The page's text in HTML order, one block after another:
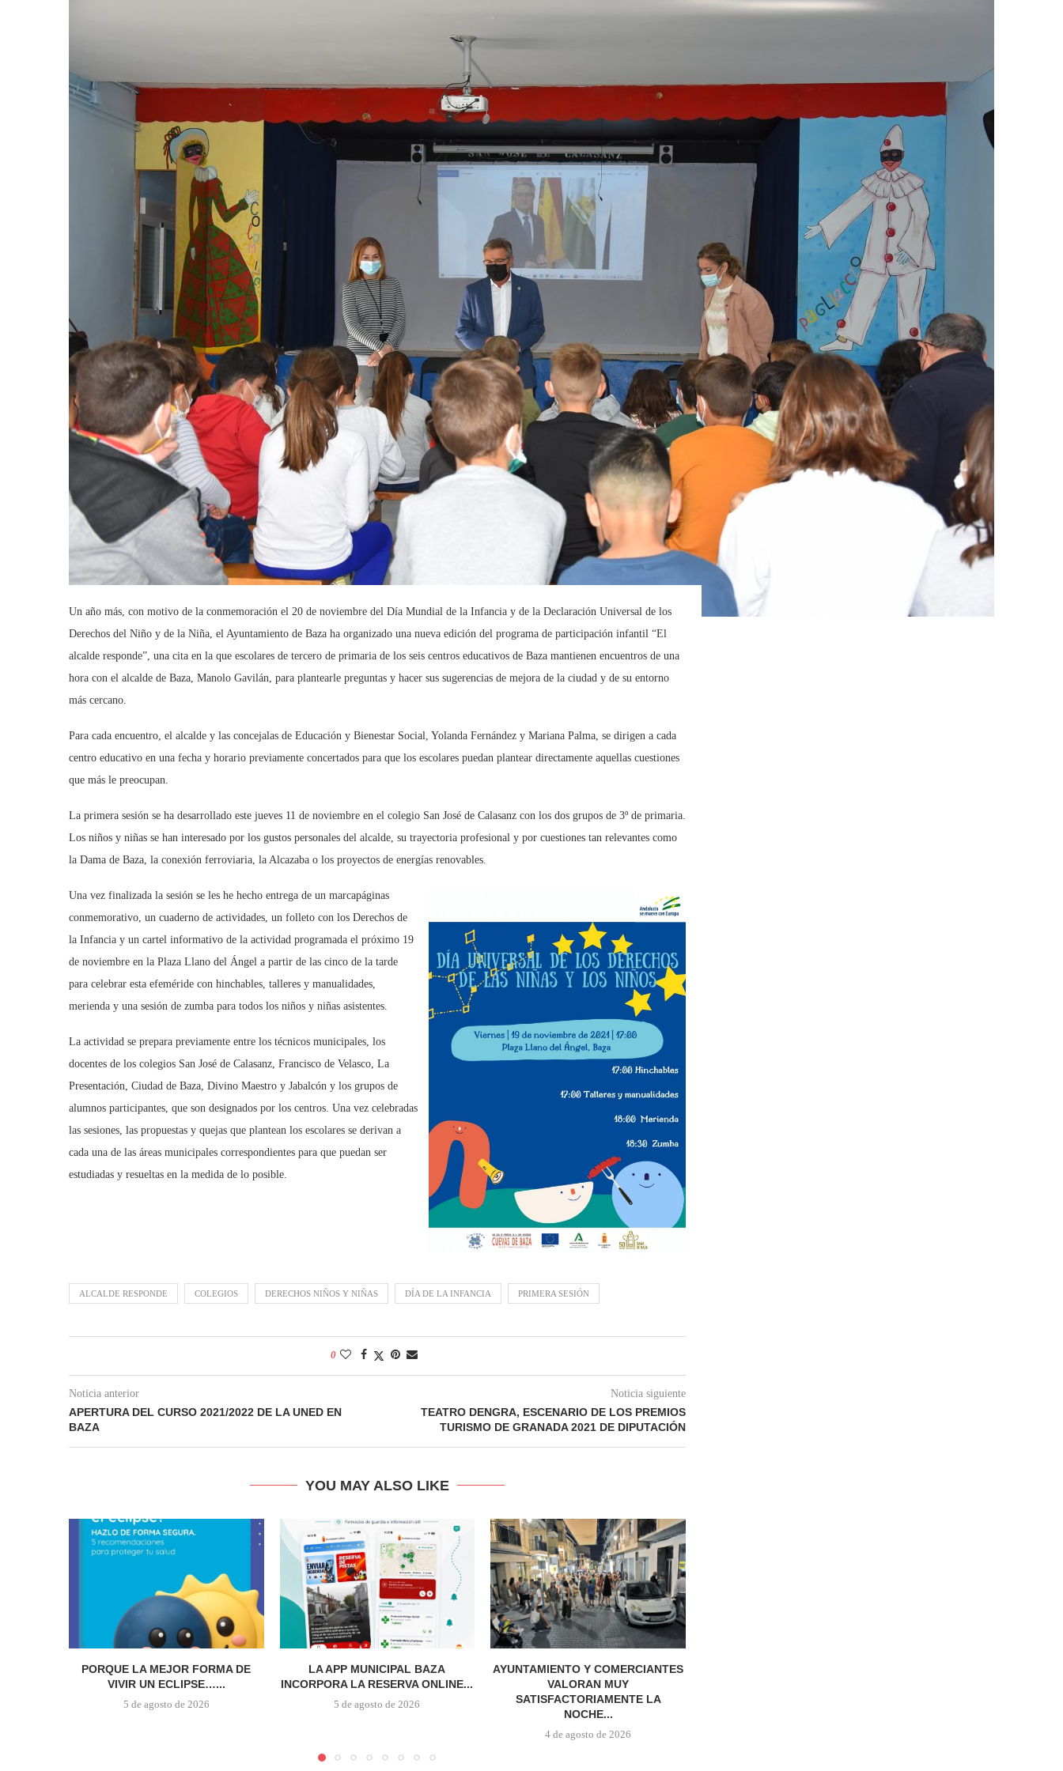
Un año más, con motivo de la conmemoración el 20 de noviembre del Día Mundial de la Infancia y de la Declaración Universal de los
Derechos del Niño y de la Niña, el Ayuntamiento de Baza ha organizado una nueva edición del programa de participación infantil “El
alcalde responde”, una cita en la que escolares de tercero de primaria de los seis centros educativos de Baza mantienen encuentros de una
hora con el alcalde de Baza, Manolo Gavilán, para plantearle preguntas y hacer sus sugerencias de mejora de la ciudad y de su entorno
más cercano.
Para cada encuentro, el alcalde y las concejalas de Educación y Bienestar Social, Yolanda Fernández y Mariana Palma, se dirigen a cada
centro educativo en una fecha y horario previamente concertados para que los escolares puedan plantear directamente aquellas cuestiones
que más le preocupan.
La primera sesión se ha desarrollado este jueves 11 de noviembre en el colegio San José de Calasanz con los dos grupos de 3º de primaria.
Los niños y niñas se han interesado por los gustos personales del alcalde, su trayectoria profesional y por cuestiones tan relevantes como
la Dama de Baza, la conexión ferroviaria, la Alcazaba o los proyectos de energías renovables.
Una vez finalizada la sesión se les he hecho entrega de un marcapáginas
conmemorativo, un cuaderno de actividades, un folleto con los Derechos de
la Infancia y un cartel informativo de la actividad programada el próximo 19
de noviembre en la Plaza Llano del Ángel a partir de las cinco de la tarde
para celebrar esta efeméride con hinchables, talleres y manualidades,
merienda y una sesión de zumba para todos los niños y niñas asistentes.
La actividad se prepara previamente entre los técnicos municipales, los
docentes de los colegios San José de Calasanz, Francisco de Velasco, La
Presentación, Ciudad de Baza, Divino Maestro y Jabalcón y los grupos de
alumnos participantes, que son designados por los centros. Una vez celebradas
las sesiones, las propuestas y quejas que plantean los escolares se derivan a
cada una de las áreas municipales correspondientes para que puedan ser
estudiadas y resueltas en la medida de lo posible.
ALCALDE RESPONDE COLEGIOS DERECHOS NIÑOS Y NIÑAS DÍA DE LA INFANCIA PRIMERA SESIÓN
0
Noticia anterior
APERTURA DEL CURSO 2021/2022 DE LA UNED EN
BAZA
Noticia siguiente
TEATRO DENGRA, ESCENARIO DE LOS PREMIOS
TURISMO DE GRANADA 2021 DE DIPUTACIÓN
YOU MAY ALSO LIKE
PORQUE LA MEJOR FORMA DE
VIVIR UN ECLIPSE…...
5 de agosto de 2026
LA APP MUNICIPAL BAZA
INCORPORA LA RESERVA ONLINE...
5 de agosto de 2026
AYUNTAMIENTO Y COMERCIANTES
VALORAN MUY
SATISFACTORIAMENTE LA
NOCHE...
4 de agosto de 2026